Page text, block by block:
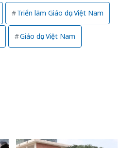
Triển lãm Giáo dục Việt Nam
Giáo dục Việt Nam